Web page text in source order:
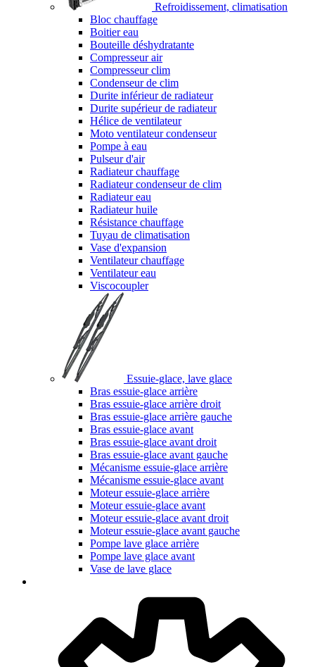
Refroidissement, climatisation
Bloc chauffage
Boitier eau
Bouteille déshydratante
Compresseur air
Compresseur clim
Condenseur de clim
Durite inférieur de radiateur
Durite supérieur de radiateur
Hélice de ventilateur
Moto ventilateur condenseur
Pompe à eau
Pulseur d'air
Radiateur chauffage
Radiateur condenseur de clim
Radiateur eau
Radiateur huile
Résistance chauffage
Tuyau de climatisation
Vase d'expansion
Ventilateur chauffage
Ventilateur eau
Viscocoupler
Essuie-glace, lave glace
Bras essuie-glace arrière
Bras essuie-glace arrière droit
Bras essuie-glace arrière gauche
Bras essuie-glace avant
Bras essuie-glace avant droit
Bras essuie-glace avant gauche
Mécanisme essuie-glace arrière
Mécanisme essuie-glace avant
Moteur essuie-glace arrière
Moteur essuie-glace avant
Moteur essuie-glace avant droit
Moteur essuie-glace avant gauche
Pompe lave glace arrière
Pompe lave glace avant
Vase de lave glace